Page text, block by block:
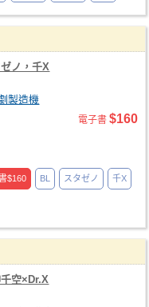
ノ，千X
製造機
電子書 $160
$160 BL スタゼノ 千X
空×Dr.X